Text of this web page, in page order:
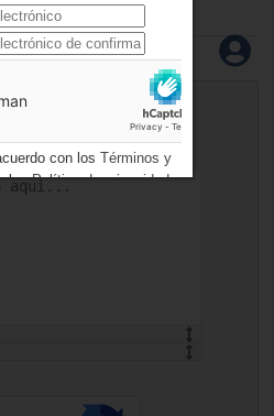
geriátricos…
con los Términos y
losPolítica de privacidad